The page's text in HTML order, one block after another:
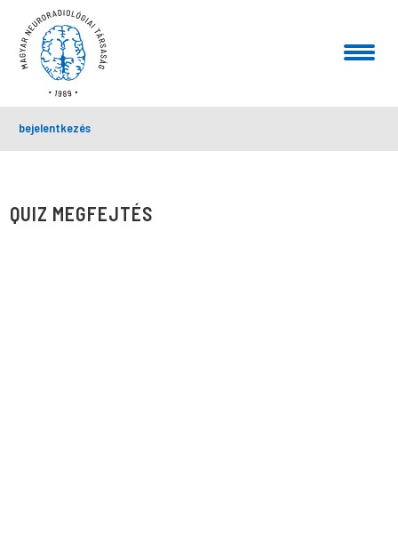
bejelentkezés
QUIZ MEGFEJTÉS